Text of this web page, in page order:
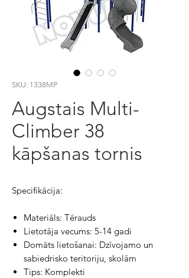
SKU: 1338MP
Augstais Multi-
Climber 38
kāpšanas tornis
Specifikācija:
Materiāls: Tērauds
Lietotāja vecums: 5-14 gadi
Domāts lietošanai: Dzīvojamo un
sabiedrisko teritoriju, skolām
Tips: Komplekti